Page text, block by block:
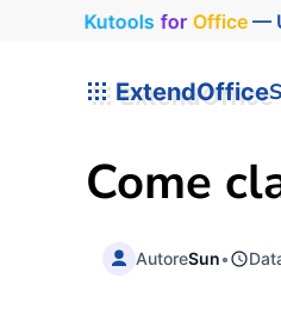
Kutools for Office—
ExtendOffice
Come
AutoreSun•